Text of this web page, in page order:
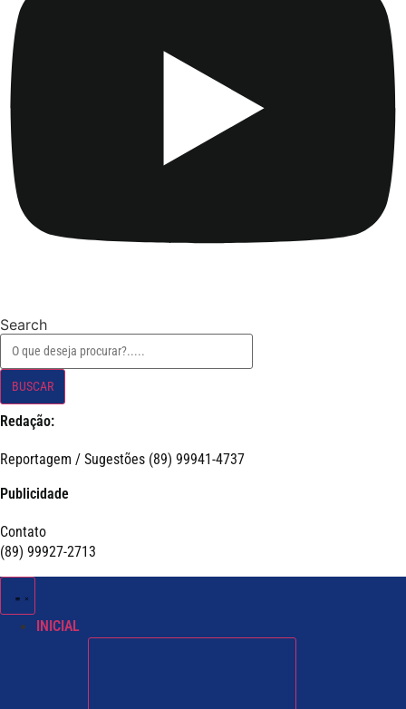
Search
BUSCAR
Redação:
Reportagem / Sugestões (89) 99941-4737
Publicidade
Contato
(89) 99927-2713
INICIAL